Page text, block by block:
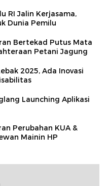
RI Jalin Kerjasama,
Dunia Pemilu
Bertekad Putus Mata
Petani Jagung
2025, Ada Inovasi
Launching Aplikasi
Perubahan KUA &
Mainin HP